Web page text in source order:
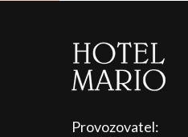
Provozovatel: